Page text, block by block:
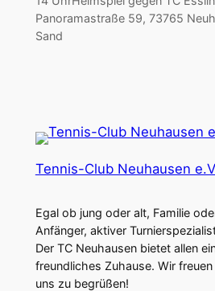
Panoramastraße 59, 73765
Sand
Tennis-Club Neuhausen
Egal ob jung oder alt, Familie
Anfänger, aktiver
Der TC Neuhausen bietet allen
freundliches Zuhause. Wir
uns zu begrüßen!